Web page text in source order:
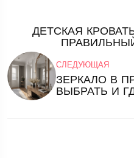
ДЕТСКАЯ
СЛЕДУЮЩАЯ
ЗЕРКАЛО В
ВЫБРАТЬ И